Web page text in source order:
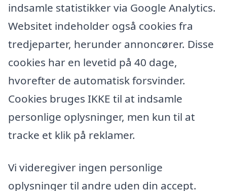
indsamle statistikker via Google Analytics.
Websitet indeholder også cookies fra
tredjeparter, herunder annoncører. Disse
cookies har en levetid på 40 dage,
hvorefter de automatisk forsvinder.
Cookies bruges IKKE til at indsamle
personlige oplysninger, men kun til at
tracke et klik på reklamer.
Vi videregiver ingen personlige
oplysninger til andre uden din accept.